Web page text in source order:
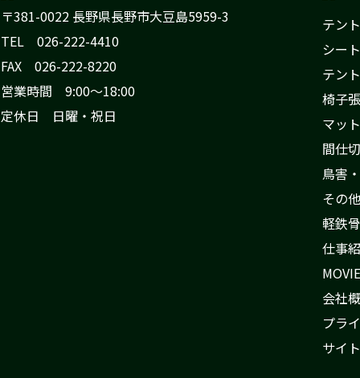
〒381-0022 長野県長野市大豆島5959-3
TEL 026-222-4410
FAX 026-222-8220
営業時間 9:00〜18:00
定休日 日曜・祝日
テント
シート
テン
椅子
マッ
間仕
鳥害
その
軽鉄骨
仕事
MOVIE
会社
プラ
サイ